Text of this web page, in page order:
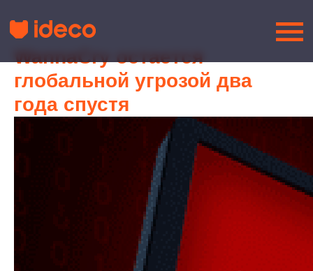
WannaCry остается
глобальной угрозой два
года спустя